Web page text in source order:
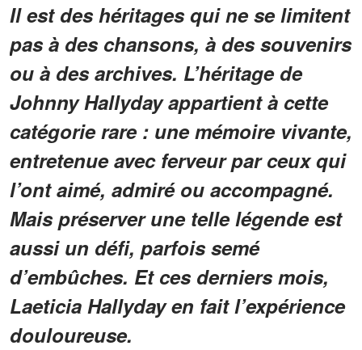
Il est des héritages qui ne se limitent
pas à des chansons, à des souvenirs
ou à des archives. L’héritage de
Johnny Hallyday appartient à cette
catégorie rare : une mémoire vivante,
entretenue avec ferveur par ceux qui
l’ont aimé, admiré ou accompagné.
Mais préserver une telle légende est
aussi un défi, parfois semé
d’embûches. Et ces derniers mois,
Laeticia Hallyday en fait l’expérience
douloureuse.